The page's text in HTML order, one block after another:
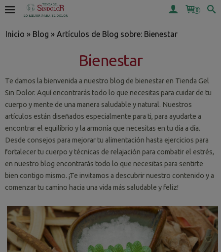
0
Inicio » Blog » Artículos de Blog sobre: Bienestar
Bienestar
Te damos la bienvenida a nuestro blog de bienestar en Tienda Gel
Sin Dolor. Aquí encontrarás todo lo que necesitas para cuidar de tu
cuerpo y mente de una manera saludable y natural. Nuestros
artículos están diseñados especialmente para ti, para ayudarte a
encontrar el equilibrio y la armonía que necesitas en tu día a día.
Desde consejos para mejorar tu alimentación hasta ejercicios para
fortalecer tu cuerpo y técnicas de relajación para combatir el estrés,
en nuestro blog encontrarás todo lo que necesitas para sentirte
bien contigo mismo. ¡Te invitamos a descubrir nuestro contenido y a
comenzar tu camino hacia una vida más saludable y feliz!